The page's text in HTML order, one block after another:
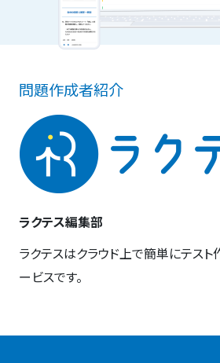
問題作成者紹介
ラクテス編集部
ラクテスはクラウド上で簡単にテスト
ービスです。